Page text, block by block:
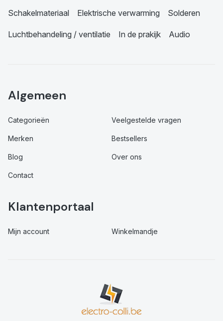
Schakelmateriaal Elektrische verwarming Solderen
Luchtbehandeling / ventilatie In de prakijk Audio
Algemeen
Categorieën Veelgestelde vragen
Merken Bestsellers
Blog Over ons
Contact
Klantenportaal
Mijn account Winkelmandje